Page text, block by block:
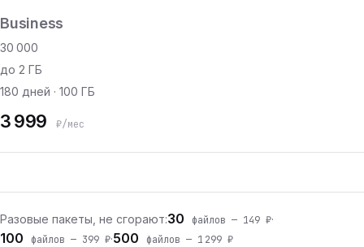
Business
30 000
до 2 ГБ
180 дней · 100 ГБ
3 999 ₽/мес
Разовые пакеты, не сгорают:30 файлов — 149 ₽·
100 файлов — 399 ₽·500 файлов — 1 299 ₽